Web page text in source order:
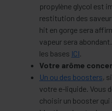
propylène glycol est
restitution des
hit en gorge sera
vapeur sera
les bases ICI.
Votre arôme
Un ou des boosters,
votre e-liquide. Vous
choisir un booster qui